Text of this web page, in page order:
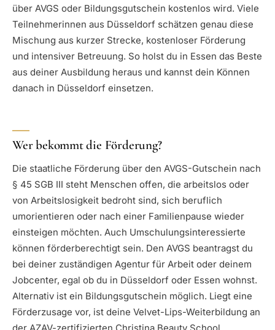
über AVGS oder Bildungsgutschein kostenlos wird. Viele
Teilnehmerinnen aus Düsseldorf schätzen genau diese
Mischung aus kurzer Strecke, kostenloser Förderung
und intensiver Betreuung. So holst du in Essen das Beste
aus deiner Ausbildung heraus und kannst dein Können
danach in Düsseldorf einsetzen.
Wer bekommt die Förderung?
Die staatliche Förderung über den AVGS-Gutschein nach
§ 45 SGB III steht Menschen offen, die arbeitslos oder
von Arbeitslosigkeit bedroht sind, sich beruflich
umorientieren oder nach einer Familienpause wieder
einsteigen möchten. Auch Umschulungsinteressierte
können förderberechtigt sein. Den AVGS beantragst du
bei deiner zuständigen Agentur für Arbeit oder deinem
Jobcenter, egal ob du in Düsseldorf oder Essen wohnst.
Alternativ ist ein Bildungsgutschein möglich. Liegt eine
Förderzusage vor, ist deine Velvet-Lips-Weiterbildung an